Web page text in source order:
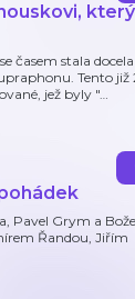
který
časem stala docela
Tento již
jež byly "…
Pavel Grym a
Řandou, Jiřím